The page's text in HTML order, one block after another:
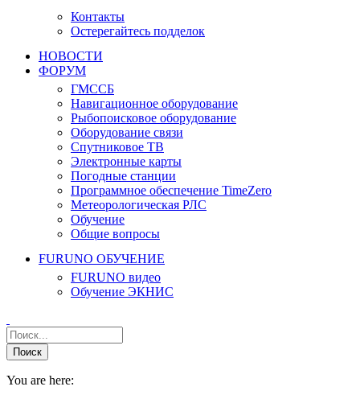
Контакты
Остерегайтесь подделок
НОВОСТИ
ФОРУМ
ГМССБ
Навигационное оборудование
Рыбопоисковое оборудование
Оборудование связи
Спутниковое ТВ
Электронные карты
Погодные станции
Программное обеспечение TimeZero
Метеорологическая РЛС
Обучение
Общие вопросы
FURUNO ОБУЧЕНИЕ
FURUNO видео
Обучение ЭКНИС
You are here: